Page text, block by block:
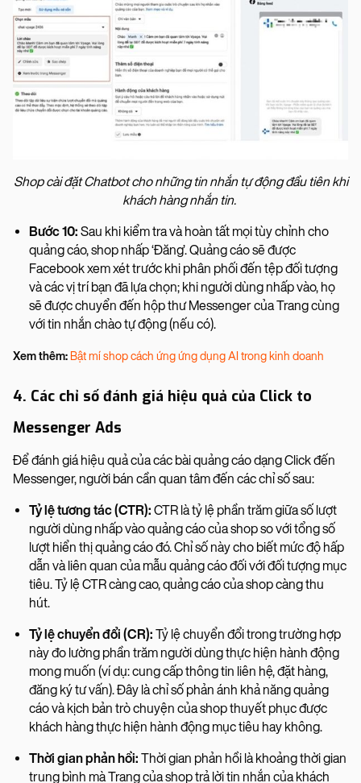
Shop cài đặt Chatbot cho những tin nhắn tự động đầu tiên khi
khách hàng nhắn tin.
Bước 10: Sau khi kiểm tra và hoàn tất mọi tùy chỉnh cho
quảng cáo, shop nhấp ‘Đăng’. Quảng cáo sẽ được
Facebook xem xét trước khi phân phối đến tệp đối tượng
và các vị trí bạn đã lựa chọn; khi người dùng nhấp vào, họ
sẽ được chuyển đến hộp thư Messenger của Trang cùng
với tin nhắn chào tự động (nếu có).
Xem thêm: Bật mí shop cách ứng ứng dụng AI trong kinh doanh
4. Các chỉ số đánh giá hiệu quả của Click to
Messenger Ads
Để đánh giá hiệu quả của các bài quảng cáo dạng Click đến
Messenger, người bán cần quan tâm đến các chỉ số sau:
Tỷ lệ tương tác (CTR): CTR là tỷ lệ phần trăm giữa số lượt
người dùng nhấp vào quảng cáo của shop so với tổng số
lượt hiển thị quảng cáo đó. Chỉ số này cho biết mức độ hấp
dẫn và liên quan của mẫu quảng cáo đối với đối tượng mục
tiêu. Tỷ lệ CTR càng cao, quảng cáo của shop càng thu
hút.
Tỷ lệ chuyển đổi (CR): Tỷ lệ chuyển đổi trong trường hợp
này đo lường phần trăm người dùng thực hiện hành động
mong muốn (ví dụ: cung cấp thông tin liên hệ, đặt hàng,
đăng ký tư vấn). Đây là chỉ số phản ánh khả năng quảng
cáo và kịch bản trò chuyện của shop thuyết phục được
khách hàng thực hiện hành động mục tiêu hay không.
Thời gian phản hồi: Thời gian phản hồi là khoảng thời gian
trung bình mà Trang của shop trả lời tin nhắn của khách